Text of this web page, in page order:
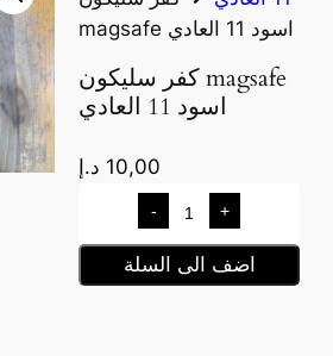
magsafe اسود 11 العادي
كفر سليكون magsafe
اسود 11 العادي
10,00 د.إ
- +
اضف الى السلة